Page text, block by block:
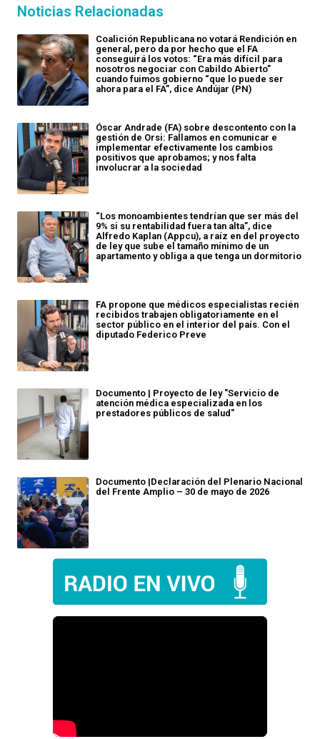
Noticias Relacionadas
Coalición Republicana no votará Rendición en
general, pero da por hecho que el FA
conseguirá los votos: “Era más difícil para
nosotros negociar con Cabildo Abierto”
cuando fuimos gobierno “que lo puede ser
ahora para el FA”, dice Andújar (PN)
Óscar Andrade (FA) sobre descontento con la
gestión de Orsi: Fallamos en comunicar e
implementar efectivamente los cambios
positivos que aprobamos; y nos falta
involucrar a la sociedad
“Los monoambientes tendrían que ser más del
9% si su rentabilidad fuera tan alta”, dice
Alfredo Kaplan (Appcu), a raíz en del proyecto
de ley que sube el tamaño mínimo de un
apartamento y obliga a que tenga un dormitorio
FA propone que médicos especialistas recién
recibidos trabajen obligatoriamente en el
sector público en el interior del país. Con el
diputado Federico Preve
Documento | Proyecto de ley "Servicio de
atención médica especializada en los
prestadores públicos de salud"
Documento |Declaración del Plenario Nacional
del Frente Amplio – 30 de mayo de 2026